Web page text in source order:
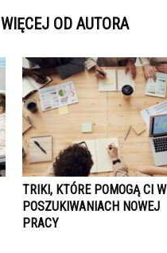
WIĘCEJ OD AUTORA
TRIKI, KTÓRE POMOGĄ CI W
POSZUKIWANIACH NOWEJ
PRACY